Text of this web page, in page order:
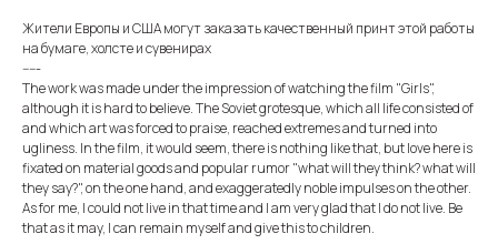
Жители Европы и США могут заказать качественный принт этой работы
на бумаге, холсте и сувенирах
-----
The work was made under the impression of watching the film "Girls",
although it is hard to believe. The Soviet grotesque, which all life consisted of
and which art was forced to praise, reached extremes and turned into
ugliness. In the film, it would seem, there is nothing like that, but love here is
fixated on material goods and popular rumor "what will they think? what will
they say?", on the one hand, and exaggeratedly noble impulses on the other.
As for me, I could not live in that time and I am very glad that I do not live. Be
that as it may, I can remain myself and give this to children.